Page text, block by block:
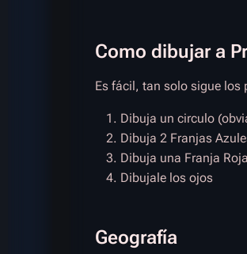
Como dibujar a
Es fácil, tan solo sigue los
Dibuja un circulo
Dibuja 2 Franjas
Dibuja una Franja
Dibujale los ojos
Geografía